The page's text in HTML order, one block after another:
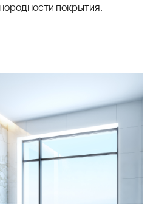
покрытия.